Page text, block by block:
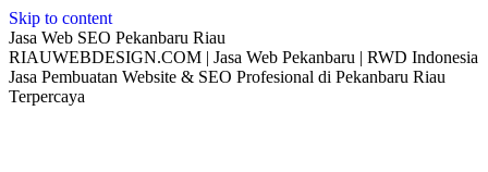
Skip to content
Jasa Web SEO Pekanbaru Riau
RIAUWEBDESIGN.COM | Jasa Web Pekanbaru | RWD Indonesia
Jasa Pembuatan Website & SEO Profesional di Pekanbaru Riau
Terpercaya